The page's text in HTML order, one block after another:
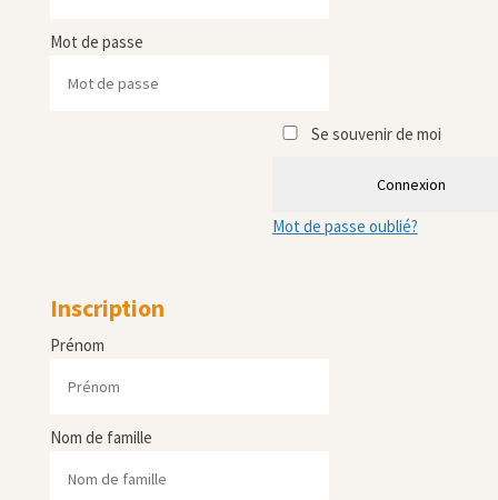
Mot de passe
Se souvenir de moi
Connexion
Mot de passe oublié?
Inscription
Prénom
Nom de famille